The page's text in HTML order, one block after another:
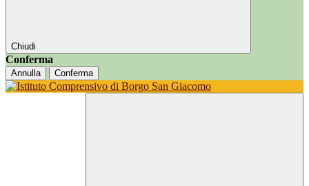
Chiudi
Conferma
Annulla Conferma